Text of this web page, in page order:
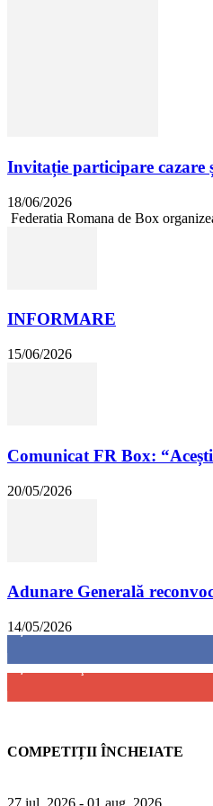
Invitație participare cazare
18/06/2026
Federatia Romana de Box
INFORMARE
15/06/2026
Comunicat FR Box:
20/05/2026
Adunare Generală
14/05/2026
8,237 Fani
COMPETIȚII ÎNCHEIATE